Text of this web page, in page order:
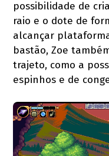
possibilidade de
raio e o dote de
alcançar
bastão, Zoe
trajeto, como a
espinhos e de